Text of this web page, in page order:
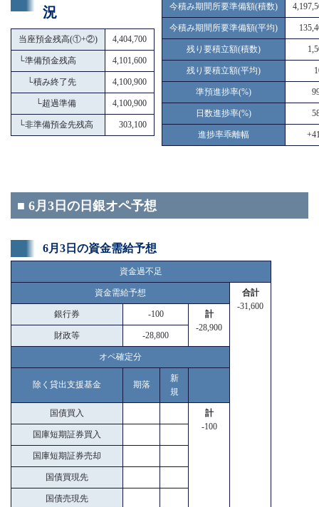
況
当座預金残高(①+②) 4,404,700
└準備預金残高 4,101,600
└積み終了先 4,100,900
└超過準備 4,100,900
└非準備預金先残高 303,100
今積み期間所要準備額(積数)
今積み期間所要準備額(平均)
残り要積立額(積数)
残り要積立額(平均)
準預進捗率(%)
日数進捗率(%)
進捗率乖離幅
■ 6月3日の日銀オペ予想
6月3日の資金需給予想
資金過不足
資金需給予想
合計
-31,600
銀行券 -100
計
-28,900
財政等 -28,800
オペ確定分
除く貸出支援基金 期落
新
規
国債買入
計
-100
国庫短期証券買入
国庫短期証券売却
国債買現先
国債売現先